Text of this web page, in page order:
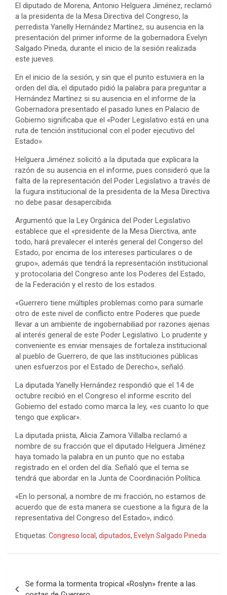
El diputado de Morena, Antonio Helguera Jiménez, reclamó
a la presidenta de la Mesa Directiva del Congreso, la
perredista Yanelly Hernández Martínez, su ausencia en la
presentación del primer informe de la gobernadora Evelyn
Salgado Pineda, durante el inicio de la sesión realizada
este jueves.
En el inicio de la sesión, y sin que el punto estuviera en la
orden del día, el diputado pidió la palabra para preguntar a
Hernández Martínez si su ausencia en el informe de la
Gobernadora presentado el pasado lunes en Palacio de
Gobierno significaba que el «Poder Legislativo está en una
ruta de tención institucional con el poder ejecutivo del
Estado».
Helguera Jiménez solicitó a la diputada que explicara la
razón de su ausencia en el informe, pues consideró que la
falta de la representación del Poder Legislativo a través de
la fugura institucional de la presidenta de la Mesa Directiva
no debe pasar desapercibida.
Argumentó que la Ley Orgánica del Poder Legislativo
establece que el «presidente de la Mesa Dierctiva, ante
todo, hará prevalecer el interés general del Congerso del
Estado, por encima de los intereses particulares o de
grupo», además que tendrá la representación institucional
y protocolaria del Congreso ante los Poderes del Estado,
de la Federación y el resto de los estados.
«Guerrero tiene múltiples problemas como para sumarle
otro de este nivel de conflicto entre Poderes que puede
llevar a un ambiente de ingobernabiliad por razones ajenas
al interés general de este Poder Legislativo. Lo prudente y
conveniente es enviar mensajes de fortaleza institucional
al pueblo de Guerrero, de que las instituciones públicas
unen esfuerzos por el Estado de Derecho», señaló.
La diputada Yanelly Hernández respondió que el 14 de
octubre recibió en el Congreso el informe escrito del
Gobierno del estado como marca la ley, «es cuanto lo que
tengo que explicar».
La diputada priista, Alicia Zamora Villalba reclamó a
nombre de su fracción que el diputado Helguera Jiménez
haya tomado la palabra en un punto que no estaba
registrado en el orden del día. Señaló que el tema se
tendrá que abordar en la Junta de Coordinación Política.
«En lo personal, a nombre de mi fracción, no estamos de
acuerdo que de esta manera se cuestione a la figura de la
representativa del Congreso del Estado», indicó.
Etiquetas: Congreso local , diputados, Evelyn Salgado Pineda
Se forma la tormenta tropical «Roslyn» frente a las